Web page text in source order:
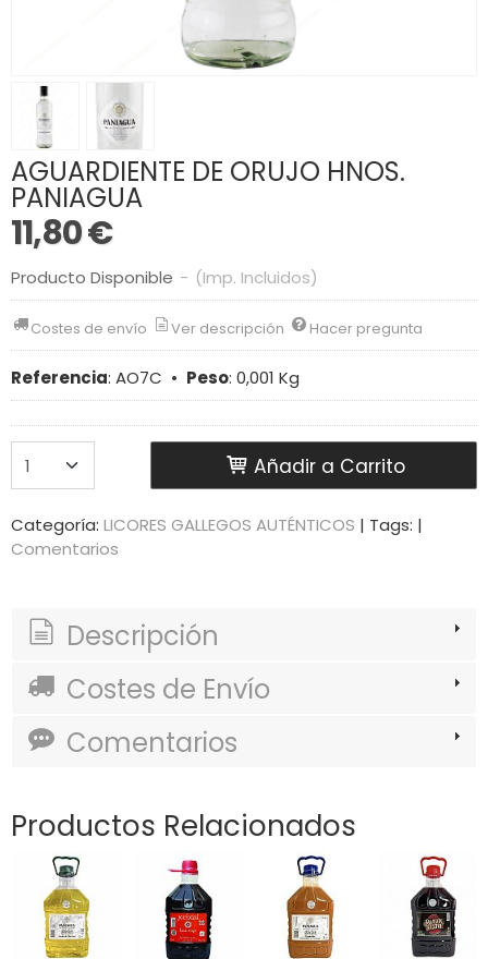
AGUARDIENTE DE ORUJO HNOS.
PANIAGUA
11,80 €
Producto Disponible - (Imp. Incluidos)
Costes de envío Ver descripción Hacer pregunta
Referencia: AO7C • Peso: 0,001 Kg
Añadir a Carrito
Categoría: LICORES GALLEGOS AUTÉNTICOS | Tags: |
Comentarios
Descripción
Costes de Envío
Comentarios
Productos Relacionados